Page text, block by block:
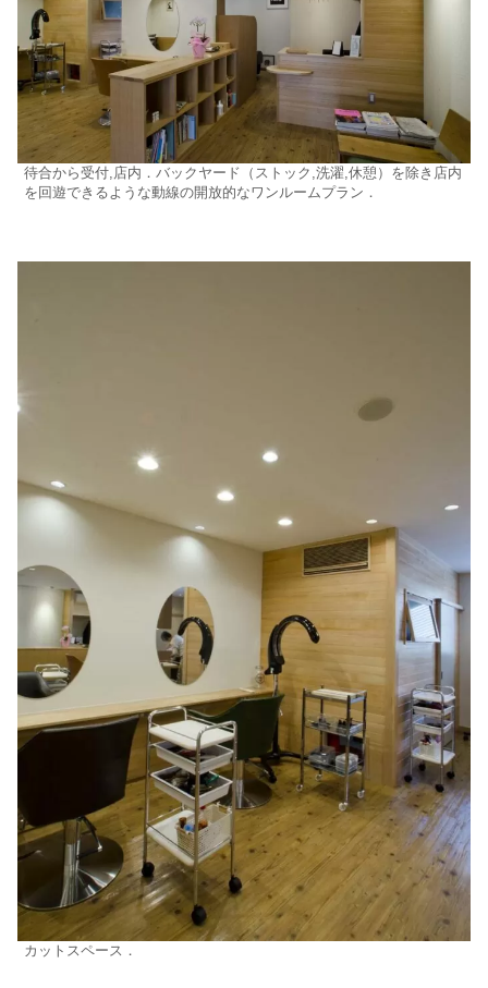
待合から受付,店内．バックヤード（ストック,洗濯,休憩）を除き店内
を回遊できるような動線の開放的なワンルームプラン．
カットスペース．